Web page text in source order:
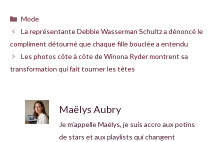
Catégories
Mode
La représentante Debbie Wasserman Schultz a dénoncé le
compliment détourné que chaque fille bouclée a entendu
Les photos côte à côte de Winona Ryder montrent sa
transformation qui fait tourner les têtes
Maëlys Aubry
Je m’appelle Maëlys, je suis accro aux potins
de stars et aux playlists qui changent